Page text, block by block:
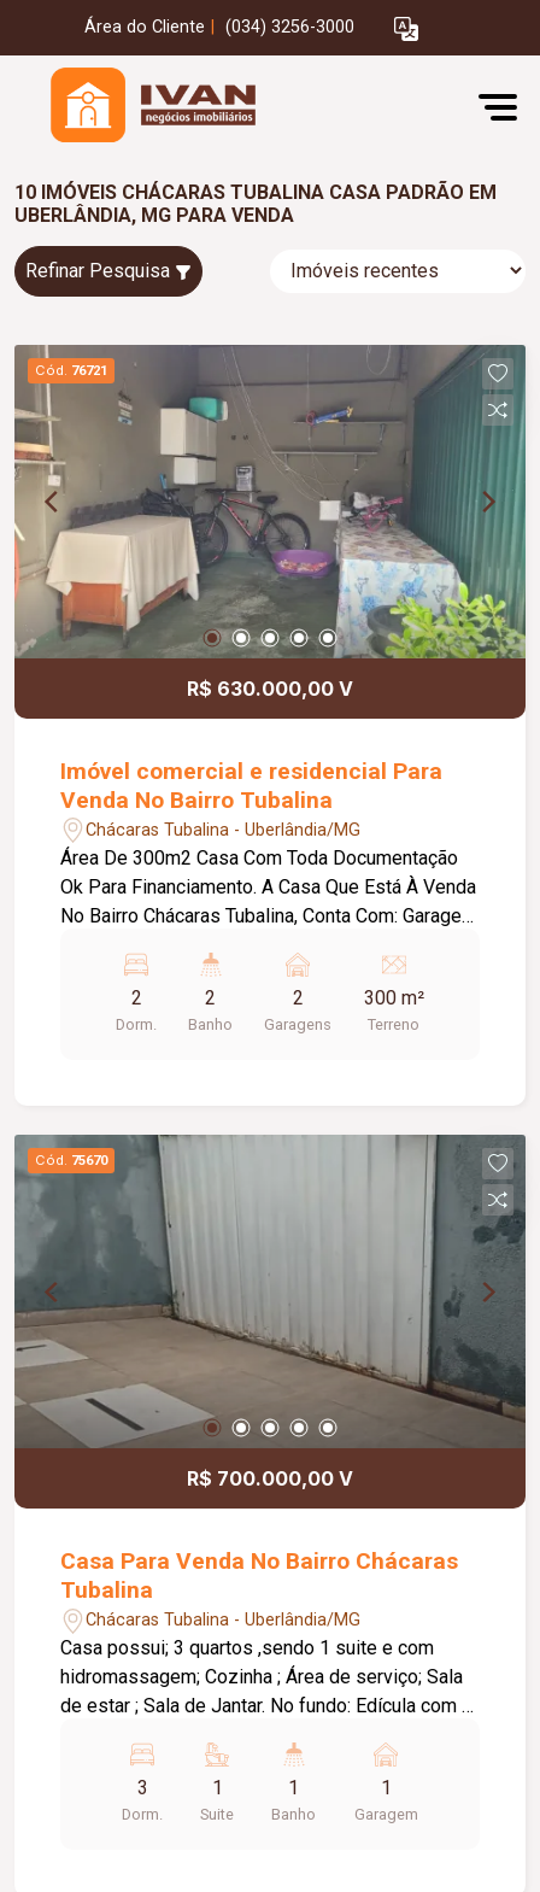
Área do Cliente (034) 3256-3000
10 IMÓVEIS CHÁCARAS TUBALINA CASA PADRÃO EM
UBERLÂNDIA, MG PARA VENDA
Refinar Pesquisa
Cód. 76721
R$ 630.000,00 V
Imóvel comercial e residencial Para
Venda No Bairro Tubalina
Chácaras Tubalina - Uberlândia/MG
Área De 300m2 Casa Com Toda Documentação
Ok Para Financiamento. A Casa Que Está À Venda
No Bairro Chácaras Tubalina, Conta Com: Garagem
Com Bancada De Pedra Conjugada Com Cozinha
Cozinha Com Armários Abaixo Da Pia E Na
Parede Lateral Toda Extensão Lavanderia Com
Frente Servindo Para Estacionamento, Banheiro
Já Adaptado Para Cadeirante. Comércio 02 No
Momento Alugado Pelo Valor De R$ 1.500,00
Situado Em Terreno De Esquina Com Frente Para
Av., Com Cobertura Externa, Contendo Uma Sala
De Frente Recepção, Sala Do Fundo Para
Organização, Mini Cozinha E Banheiro. Terreno
Totalizando 300 M², Como Descrito Com Mais
100 M² Para Área De Estacionamento Ou
Jardinagem. Terreno De Esquina, Próximo Ao
Terminal Planalto, Shopping Tem Tem,
Supermercado Bahamas.
2
Dorm.
2
Banho
2
Garagens
300 m²
Terreno
Cód. 75670
R$ 700.000,00 V
Casa Para Venda No Bairro Chácaras
Tubalina
Chácaras Tubalina - Uberlândia/MG
Casa possui; 3 quartos ,sendo 1 suite e com
hidromassagem; Cozinha ; Área de serviço; Sala
de estar ; Sala de Jantar. No fundo: Edícula com 2
,escolas,academias ,terminal Planalto,Tem Tem
Imbaúbas.
3
Dorm.
1
Suite
1
Banho
1
Garagem